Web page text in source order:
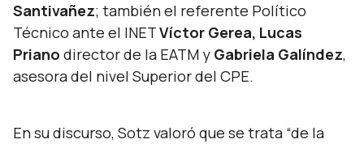
Santivañez; también el referente Político
Técnico ante el INETVíctor Gerea, Lucas
Priano director de la EATM y Gabriela Galíndez,
asesora del nivel Superior del CPE.
En su discurso, Sotz valoró que se trata “de la